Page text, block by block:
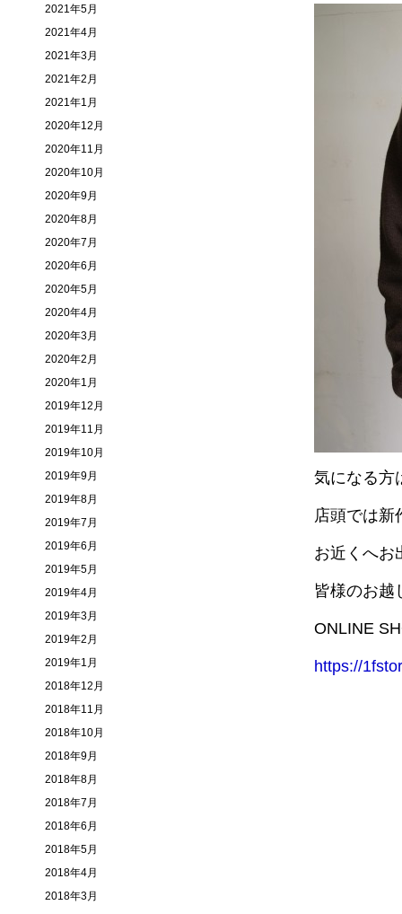
気になる方
店頭では新
お近くへお
皆様のお越
ONLINE
https://
2021年5月
2021年4月
2021年3月
2021年2月
2021年1月
2020年12月
2020年11月
2020年10月
2020年9月
2020年8月
2020年7月
2020年6月
2020年5月
2020年4月
2020年3月
2020年2月
2020年1月
2019年12月
2019年11月
2019年10月
2019年9月
2019年8月
2019年7月
2019年6月
2019年5月
2019年4月
2019年3月
2019年2月
2019年1月
2018年12月
2018年11月
2018年10月
2018年9月
2018年8月
2018年7月
2018年6月
2018年5月
2018年4月
2018年3月